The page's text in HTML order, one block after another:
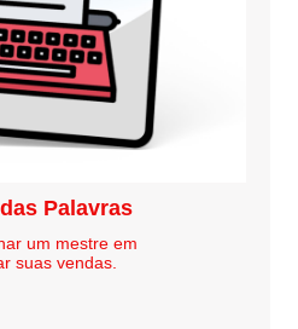
Palavras
um mestre em
suas vendas.